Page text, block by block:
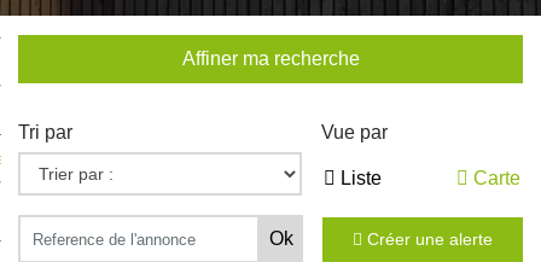
Trecobois
à NESTOR
Affiner ma recherche
Tri par Vue par
Liste Carte
Créer une alerte